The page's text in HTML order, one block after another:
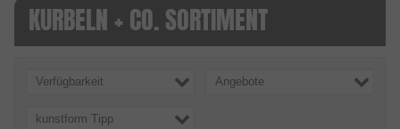
KURBELN + CO. SORTIMENT
Verfügbarkeit Angebote
kunstform Tipp